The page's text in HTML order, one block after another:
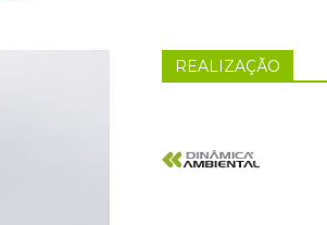
REALIZAÇÃO